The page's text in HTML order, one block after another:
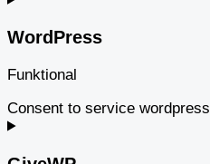
WordPress
Funktional
Consent to service wordpress